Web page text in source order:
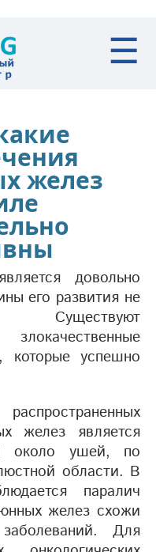
☰
желез
довольно
его развития не
которые успешно
желез является
около ушей, по
области. В
паралич
желез схожи
Для